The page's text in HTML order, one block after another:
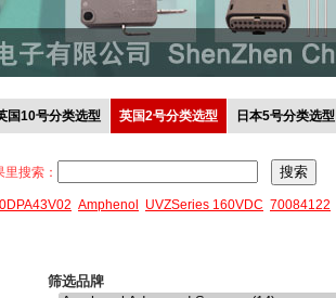
国10号分类选型 英国2号分类选型 日本5号分类选型
搜索：
Amphenol UVZSeries 160VDC 70084122
筛选品牌